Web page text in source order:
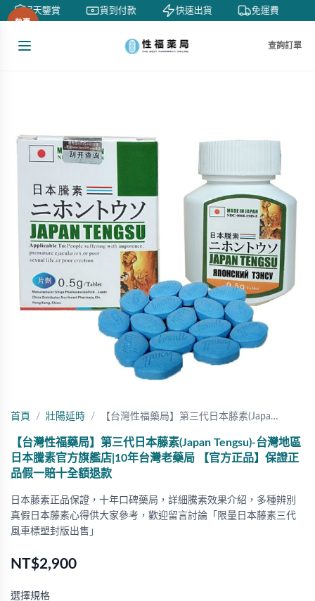
7天鑒賞 貨到付款 快速出貨 免運費
查詢訂單
熱賣
首頁 壯陽延時 【台灣性福藥局】第三代日本藤素(Japa…
【台灣性福藥局】第三代日本藤素(Japan Tengsu)-台灣地區
日本騰素官方旗艦店|10年台灣老藥局 【官方正品】保證正
品假一賠十全額退款
日本藤素正品保證，十年口碑藥局，詳細騰素效果介紹，多種辨別
真假日本藤素心得供大家參考，歡迎留言討論「限量日本藤素三代
風車標塑封版出售」
NT$2,900
選擇規格